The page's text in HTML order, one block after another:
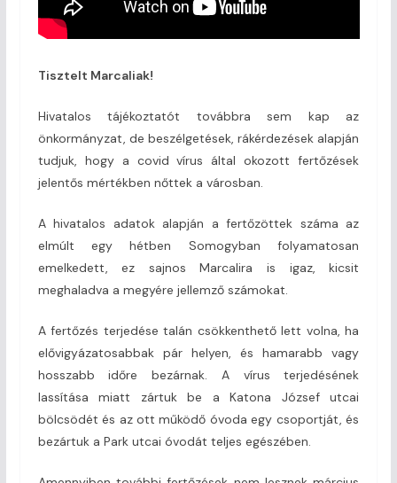
Tisztelt Marcaliak!
Hivatalos tájékoztatót továbbra sem kap az
önkormányzat, de beszélgetések, rákérdezések alapján
tudjuk, hogy a covid vírus által okozott fertőzések
jelentős mértékben nőttek a városban.
A hivatalos adatok alapján a fertőzöttek száma az
elmúlt egy hétben Somogyban folyamatosan
emelkedett, ez sajnos Marcalira is igaz, kicsit
meghaladva a megyére jellemző számokat.
A fertőzés terjedése talán csökkenthető lett volna, ha
elővigyázatosabbak pár helyen, és hamarabb vagy
hosszabb időre bezárnak. A vírus terjedésének
lassítása miatt zártuk be a Katona József utcai
bölcsödét és az ott működő óvoda egy csoportját, és
bezártuk a Park utcai óvodát teljes egészében.